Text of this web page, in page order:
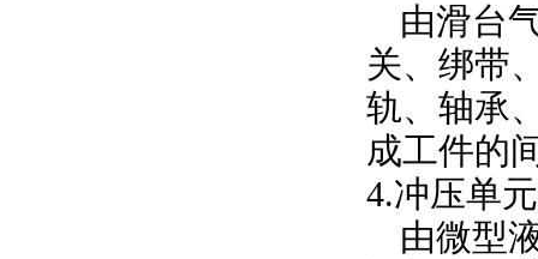
由滑台
关、绑带
轨、轴承
成工件的
4.冲压单元
由微型